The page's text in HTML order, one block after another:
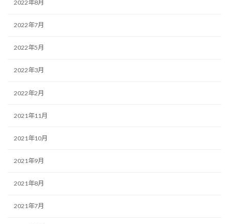
2022年8月
2022年7月
2022年5月
2022年3月
2022年2月
2021年11月
2021年10月
2021年9月
2021年8月
2021年7月